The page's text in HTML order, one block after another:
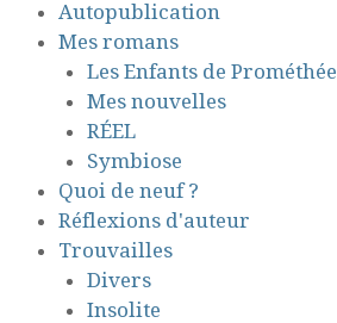
Autopublication
Mes romans
Les Enfants de Prométhée
Mes nouvelles
RÉEL
Symbiose
Quoi de neuf ?
Réflexions d'auteur
Trouvailles
Divers
Insolite